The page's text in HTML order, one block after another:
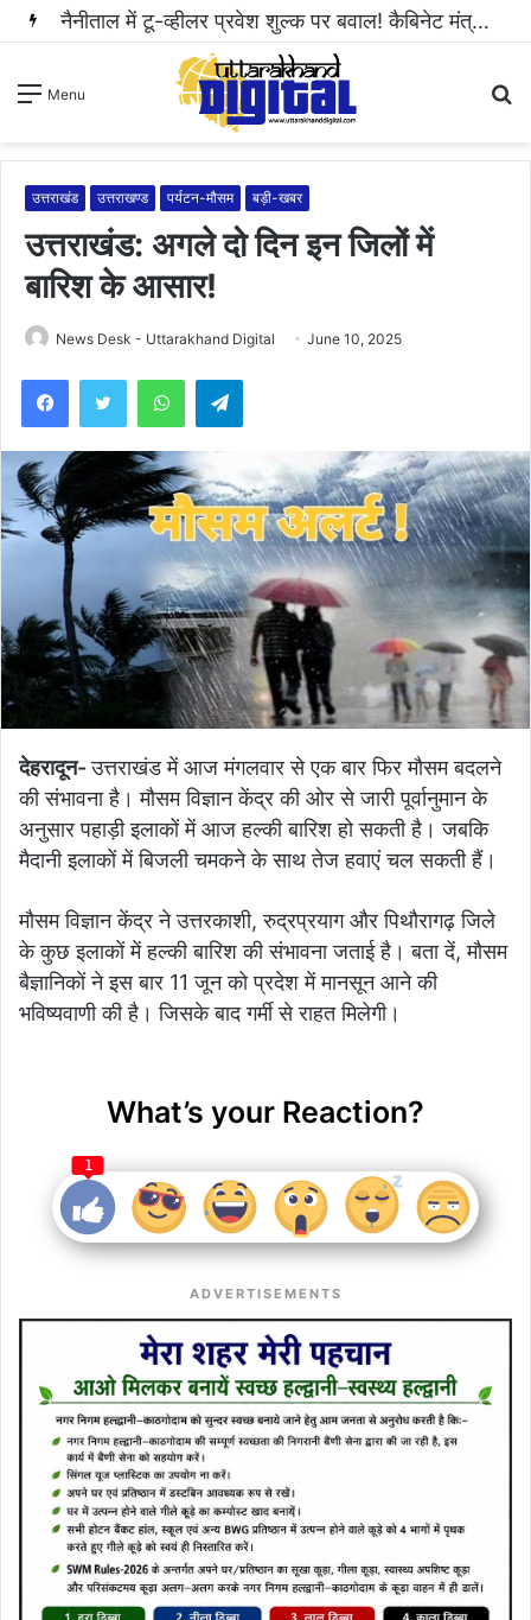
नैनीताल में टू-व्हीलर प्रवेश शुल्क पर बवाल! कैबिनेट मंत्री राम सिंह कैड़ा ने रुकवाई वसूली..
Menu
उत्तराखंड उत्तराखण्ड पर्यटन-मौसम बड़ी-खबर
उत्तराखंड: अगले दो दिन इन जिलों में
बारिश के आसार!
News Desk - Uttarakhand Digital June 10, 2025
WhatsAppTelegram
देहरादून-उत्तराखंड में आज मंगलवार से एक बार फिर मौसम बदलने
की संभावना है। मौसम विज्ञान केंद्र की ओर से जारी पूर्वानुमान के
अनुसार पहाड़ी इलाकों में आज हल्की बारिश हो सकती है। जबकि
मैदानी इलाकों में बिजली चमकने के साथ तेज हवाएं चल सकती हैं।
मौसम विज्ञान केंद्र ने उत्तरकाशी, रुद्रप्रयाग और पिथौरागढ़ जिले
के कुछ इलाकों में हल्की बारिश की संभावना जताई है। बता दें, मौसम
बैज्ञानिकों ने इस बार 11 जून को प्रदेश में मानसून आने की
भविष्यवाणी की है। जिसके बाद गर्मी से राहत मिलेगी।
What’s your Reaction?
1
ADVERTISEMENTS